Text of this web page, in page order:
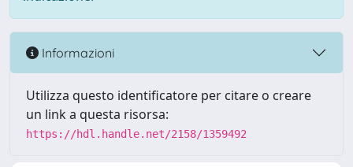
Informazioni
Utilizza questo identificatore per citare o creare
un link a questa risorsa:
https://hdl.handle.net/2158/1359492